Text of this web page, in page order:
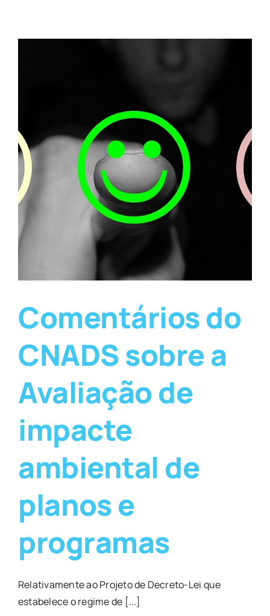
Comentários do
CNADS sobre a
Avaliação de
impacte
ambiental de
planos e
programas
Relativamente ao Projeto de Decreto-Lei que
estabelece o regime de [...]